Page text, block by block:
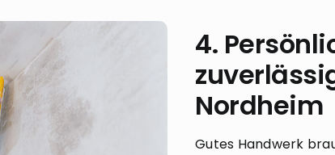
4.
Nordheim
Gutes Handwerk